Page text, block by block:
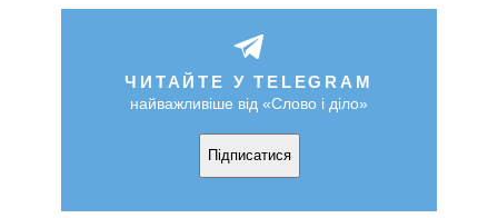
ЧИТАЙТЕ У TELEGRAM
найважливіше від «Слово і діло»
Підписатися